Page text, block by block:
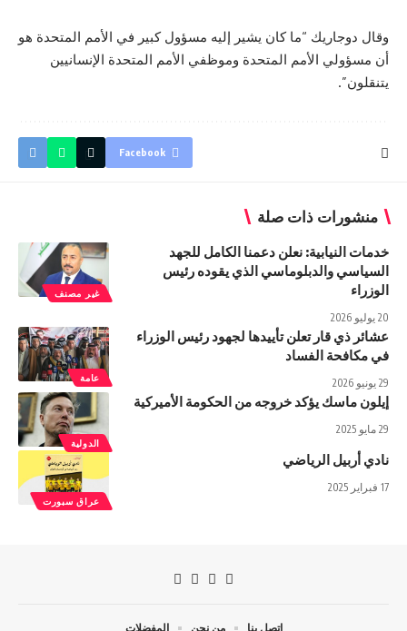
وقال دوجاريك “ما كان يشير إليه مسؤول كبير في الأمم المتحدة هو
أن مسؤولي الأمم المتحدة وموظفي الأمم المتحدة الإنسانيين
يتنقلون”.
Facebook
منشورات ذات صلة
غير مصنف
خدمات النيابية: نعلن دعمنا الكامل للجهد
السياسي والدبلوماسي الذي يقوده رئيس
الوزراء
20 يوليو 2026
عامة
عشائر ذي قار تعلن تأييدها لجهود رئيس الوزراء
في مكافحة الفساد
29 يونيو 2026
الدولية
إيلون ماسك يؤكد خروجه من الحكومة الأميركية
29 مايو 2025
عراق سبورت
نادي أربيل الرياضي
17 فبراير 2025
اتصل بنا من نحن المفضلات